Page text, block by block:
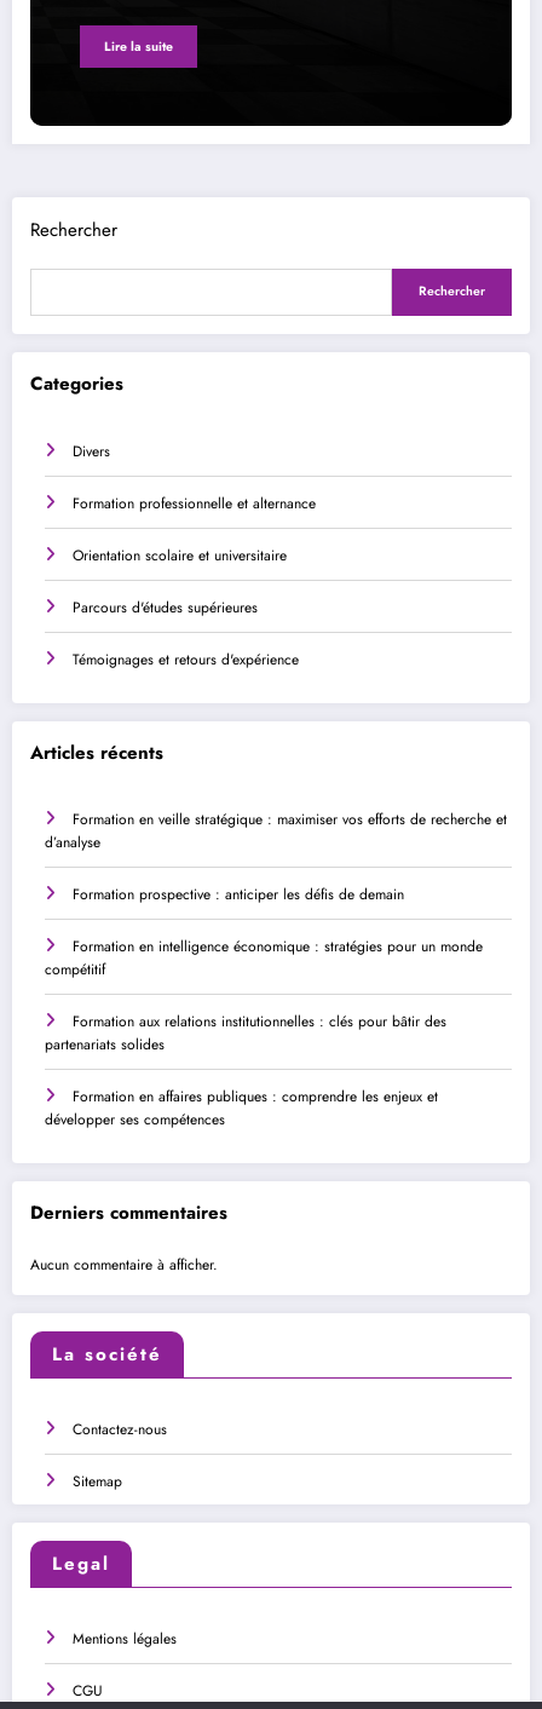
Lire la suite
Rechercher
Rechercher
Categories
Divers
Formation professionnelle et alternance
Orientation scolaire et universitaire
Parcours d'études supérieures
Témoignages et retours d'expérience
Articles récents
Formation en veille stratégique : maximiser vos efforts de recherche et
d’analyse
Formation prospective : anticiper les défis de demain
Formation en intelligence économique : stratégies pour un monde
compétitif
Formation aux relations institutionnelles : clés pour bâtir des
partenariats solides
Formation en affaires publiques : comprendre les enjeux et
développer ses compétences
Derniers commentaires
Aucun commentaire à afficher.
La société
Contactez-nous
Sitemap
Legal
Mentions légales
CGU